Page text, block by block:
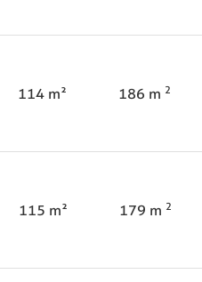
114 m² 186 m 2
115 m² 179 m 2